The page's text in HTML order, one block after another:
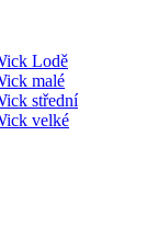
Lodě
malé
střední
velké